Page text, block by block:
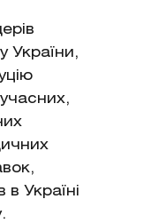
України,
Україні